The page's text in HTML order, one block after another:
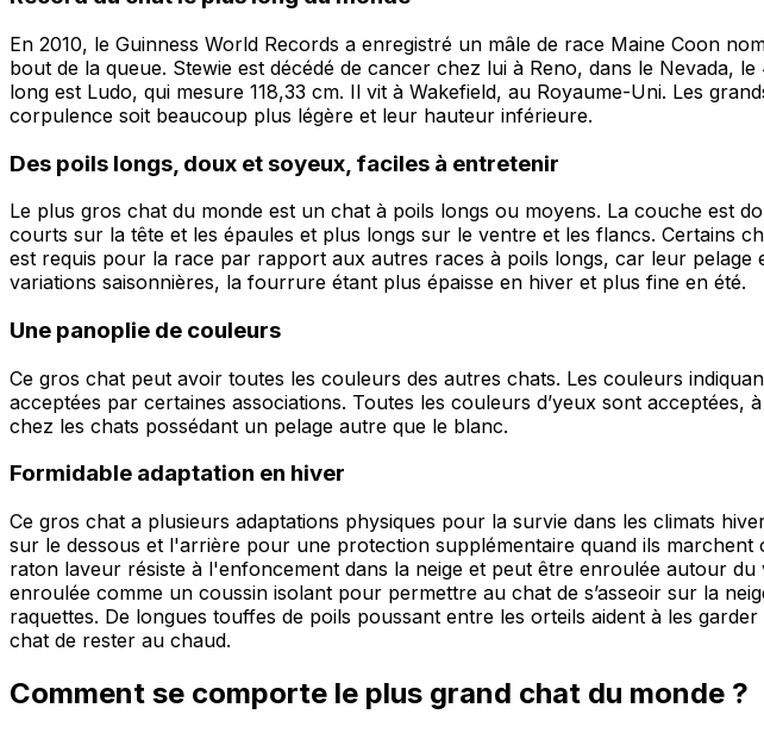
En 2010, le Guinness World Records a enregistré un mâle de race Maine Coon
bout de la queue. Stewie est décédé de cancer chez lui à Reno, dans le Nevada,
long est Ludo, qui mesure 118,33 cm. Il vit à Wakefield, au Royaume-Uni. Les
corpulence soit beaucoup plus légère et leur hauteur inférieure.
Des poils longs, doux et soyeux, faciles à entretenir
Le plus gros chat du monde est un chat à poils longs ou moyens. La couche est
courts sur la tête et les épaules et plus longs sur le ventre et les flancs. Certains
est requis pour la race par rapport aux autres races à poils longs, car leur
variations saisonnières, la fourrure étant plus épaisse en hiver et plus fine en été.
Une panoplie de couleurs
Ce gros chat peut avoir toutes les couleurs des autres chats. Les couleurs
acceptées par certaines associations. Toutes les couleurs d’yeux sont
chez les chats possédant un pelage autre que le blanc.
Formidable adaptation en hiver
Ce gros chat a plusieurs adaptations physiques pour la survie dans les climats
sur le dessous et l'arrière pour une protection supplémentaire quand ils
raton laveur résiste à l'enfoncement dans la neige et peut être enroulée autour
enroulée comme un coussin isolant pour permettre au chat de s’asseoir sur la
raquettes. De longues touffes de poils poussant entre les orteils aident à les
chat de rester au chaud.
Comment se comporte le plus grand chat du monde ?